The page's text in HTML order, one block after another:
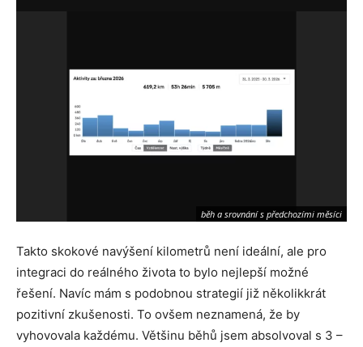
běh a srovnání s předchozími měsíci
Takto skokové navýšení kilometrů není ideální, ale pro
integraci do reálného života to bylo nejlepší možné
řešení. Navíc mám s podobnou strategií již několikkrát
pozitivní zkušenosti. To ovšem neznamená, že by
vyhovovala každému. Většinu běhů jsem absolvoval s 3 –